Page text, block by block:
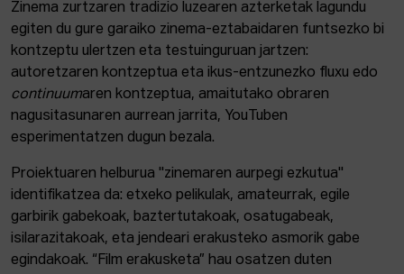
Zinema zurtzaren tradizio luzearen azterketak lagundu
egiten du gure garaiko zinema-eztabaidaren funtsezko bi
kontzeptu ulertzen eta testuinguruan jartzen:
autoretzaren kontzeptua eta ikus-entzunezko fluxu edo
continuumaren kontzeptua, amaitutako obraren
nagusitasunaren aurrean jarrita, YouTuben
esperimentatzen dugun bezala.
Proiektuaren helburua "zinemaren aurpegi ezkutua"
identifikatzea da: etxeko pelikulak, amateurrak, egile
garbirik gabekoak, baztertutakoak, osatugabeak,
isilarazitakoak, eta jendeari erakusteko asmorik gabe
egindakoak. “Film erakusketa” hau osatzen duten